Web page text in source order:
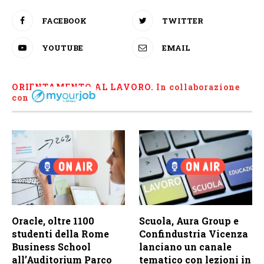
FACEBOOK TWITTER
YOUTUBE EMAIL
ORIENTAMENTO AL LAVORO. In collaborazione
con
Oracle, oltre 1100
studenti della Rome
Business School
all’Auditorium Parco
Scuola, Aura Group e
Confindustria Vicenza
lanciano un canale
tematico con lezioni in